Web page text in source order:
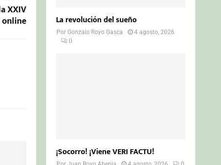
XXIV
online La revolución del sueño
PorGonzalo Royo Gasca
4 agosto, 2026
0
¡Socorro! ¡Viene VERI FACTU!